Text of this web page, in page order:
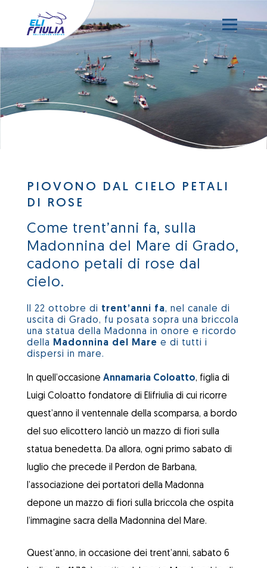
PIOVONO DAL CIELO PETALI
DI ROSE
Come trent’anni fa, sulla
Madonnina del Mare di Grado,
cadono petali di rose dal
cielo.
Il 22 ottobre di trent’anni fa, nel canale di
uscita di Grado, fu posata sopra una briccola
una statua della Madonna in onore e ricordo
della
Madonnina del Mare e di tutti i
dispersi in mare.
In quell’occasione Annamaria Coloatto, figlia di
Luigi Coloatto fondatore di Elifriulia di cui ricorre
quest’anno il ventennale della scomparsa, a bordo
del suo elicottero lanciò un mazzo di fiori sulla
statua benedetta. Da allora, ogni primo sabato di
luglio che precede il Perdon de Barbana,
l’associazione dei portatori della Madonna
depone un mazzo di fiori sulla briccola che ospita
l’immagine sacra della Madonnina del Mare.
Quest’anno, in occasione dei trent’anni, sabato 6